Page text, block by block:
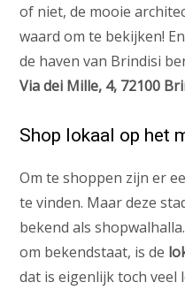
of niet, de mooie
waard om te bekijken!
de haven van Brindisi
Via dei Mille, 4, 72100
Shop lokaal op het
Om te shoppen zijn er
te vinden. Maar deze
bekend als
om bekendstaat, is de
dat is eigenlijk toch veel